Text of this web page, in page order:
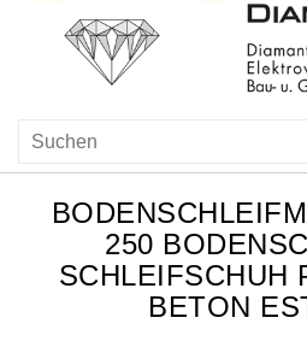
250
SCHLEIFSCHUH
BETON